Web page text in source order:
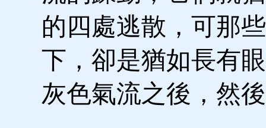
的四處逃散，可那
下，卻是猶如長有
灰色氣流之後，然